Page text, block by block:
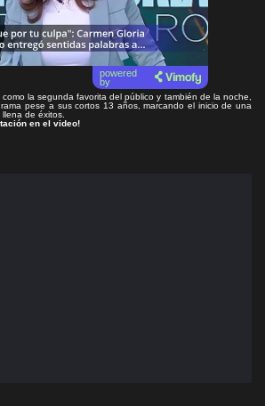
powered
by
la segunda favorita del público y también de la noche,
pese a sus cortos 13 años, marcando el inicio de una
de éxitos.
en el video!